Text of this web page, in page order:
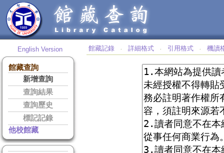
English Version
館藏查詢
新增查詢
查詢結果
查詢歷史
標記記錄
他校館藏
館藏記錄 ‧ 詳細格式 ‧ 引用格式 ‧ 機讀